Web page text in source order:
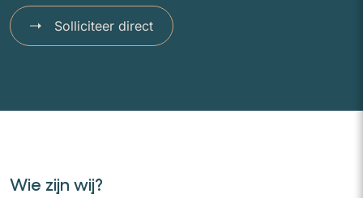
Solliciteer direct
Wie zijn wij?